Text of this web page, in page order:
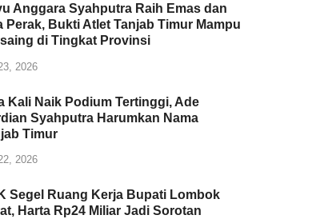
Anggara Syahputra Raih Emas dan
Perak, Bukti Atlet Tanjab Timur Mampu
di Tingkat Provinsi
2026
Kali Naik Podium Tertinggi, Ade
Syahputra Harumkan Nama
Timur
2026
Segel Ruang Kerja Bupati Lombok
Harta Rp24 Miliar Jadi Sorotan